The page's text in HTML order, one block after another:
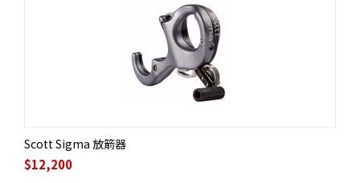
Scott Sigma 放箭器
$12,200